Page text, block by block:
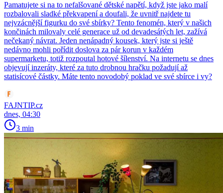
Pamatujete si na to nefalšované dětské napětí, když jste jako malí
rozbalovali sladké překvapení a doufali, že uvnitř najdete tu
nejvzácnější figurku do své sbírky? Tento fenomén, který v našich
končinách milovaly celé generace už od devadesátých let, zažívá
nečekaný návrat. Jeden nenápadný kousek, který jste si ještě
nedávno mohli pořídit doslova za pár korun v každém
supermarketu, totiž rozpoutal hotové šílenství. Na internetu se dnes
objevují inzeráty, které za tuto drobnou hračku požadují až
statisícové částky. Máte tento novodobý poklad ve své sbírce i vy?
FAJNTIP.cz
dnes, 04:30
3 min